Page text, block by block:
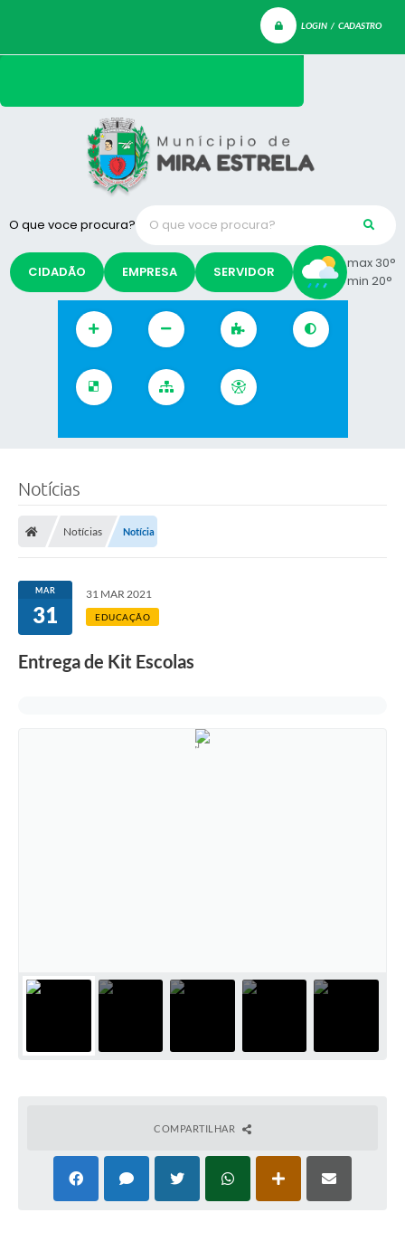
LOGIN / CADASTRO
O que voce procura?
CIDADÃO EMPRESA SERVIDOR
max 30°
min 20°
Notícias
Notícias Notícia
MAR
31
31 MAR 2021
EDUCAÇÃO
Entrega de Kit Escolas
COMPARTILHAR